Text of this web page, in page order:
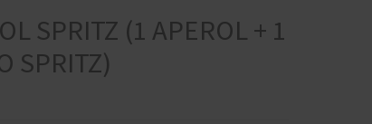
SPRITZ (1 APEROL + 1
SPRITZ)